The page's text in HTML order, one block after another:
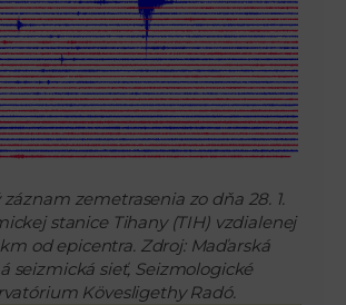
zemetrasenia zo dňa 28. 1.
stanice Tihany (TIH) vzdialenej
od epicentra. Zdroj: Maďarská
seizmická sieť, Seizmologické
Kövesligethy Radó.